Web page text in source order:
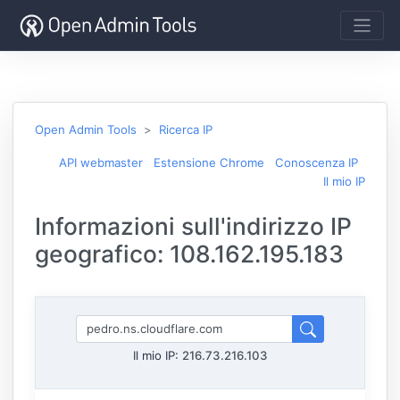
Open Admin Tools Ricerca IP
API webmaster Estensione Chrome
Conoscenza IP
Il mio IP
Informazioni sull'indirizzo IP
geografico: 108.162.195.183
Il mio IP: 216.73.216.103